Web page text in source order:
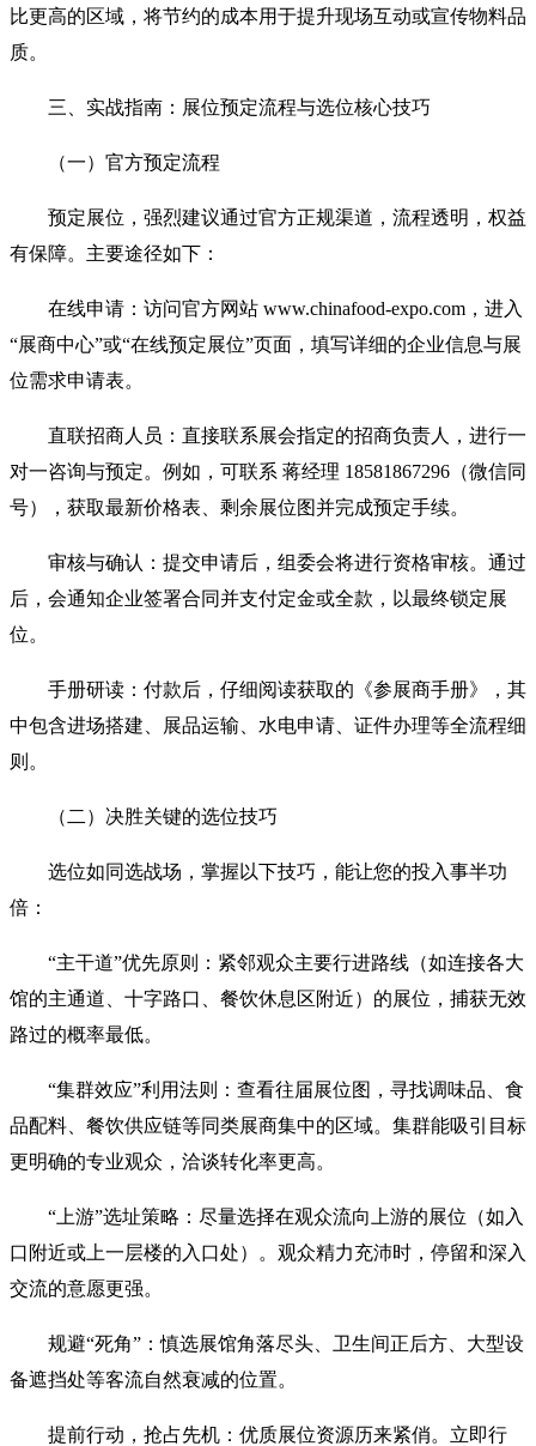
比更高的区域，将节约的成本用于提升现场互动或宣传物料品
质。
三、实战指南：展位预定流程与选位核心技巧
（一）官方预定流程
预定展位，强烈建议通过官方正规渠道，流程透明，权益
有保障。主要途径如下：
在线申请：访问官方网站 www.chinafood-expo.com，进入
“展商中心”或“在线预定展位”页面，填写详细的企业信息与展
位需求申请表。
直联招商人员：直接联系展会指定的招商负责人，进行一
对一咨询与预定。例如，可联系 蒋经理 18581867296（微信同
号），获取最新价格表、剩余展位图并完成预定手续。
审核与确认：提交申请后，组委会将进行资格审核。通过
后，会通知企业签署合同并支付定金或全款，以最终锁定展
位。
手册研读：付款后，仔细阅读获取的《参展商手册》，其
中包含进场搭建、展品运输、水电申请、证件办理等全流程细
则。
（二）决胜关键的选位技巧
选位如同选战场，掌握以下技巧，能让您的投入事半功
倍：
“主干道”优先原则：紧邻观众主要行进路线（如连接各大
馆的主通道、十字路口、餐饮休息区附近）的展位，捕获无效
路过的概率最低。
“集群效应”利用法则：查看往届展位图，寻找调味品、食
品配料、餐饮供应链等同类展商集中的区域。集群能吸引目标
更明确的专业观众，洽谈转化率更高。
“上游”选址策略：尽量选择在观众流向上游的展位（如入
口附近或上一层楼的入口处）。观众精力充沛时，停留和深入
交流的意愿更强。
规避“死角”：慎选展馆角落尽头、卫生间正后方、大型设
备遮挡处等客流自然衰减的位置。
提前行动，抢占先机：优质展位资源历来紧俏。立即行